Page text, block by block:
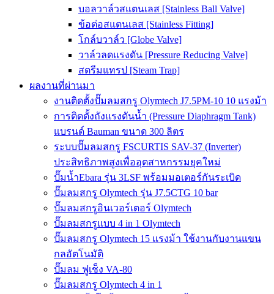
บอลวาล์วสแตนเลส [Stainless Ball Valve]
ข้อต่อสแตนเลส [Stainless Fitting]
โกล์บวาล์ว [Globe Valve]
วาล์วลดแรงดัน [Pressure Reducing Valve]
สตรีมแทรป [Steam Trap]
ผลงานที่ผ่านมา
งานติดตั้งปั๊มลมสกรู Olymtech J7.5PM-10 10 แรงม้า
การติดตั้งถังแรงดันน้ำ (Pressure Diaphragm Tank)
แบรนด์ Bauman ขนาด 300 ลิตร
ระบบปั๊มลมสกรู FSCURTIS SAV-37 (Inverter)
ประสิทธิภาพสูงเพื่ออุตสาหกรรมยุคใหม่
ปั๊มน้ำEbara รุ่น 3LSF พร้อมมอเตอร์กันระเบิด
ปั๊มลมสกรู Olymtech รุ่น J7.5CTG 10 bar
ปั๊มลมสกรูอินเวอร์เตอร์ Olymtech
ปั๊มลมสกรูแบบ 4 in 1 Olymtech
ปั๊มลมสกรู Olymtech 15 แรงม้า ใช้งานกับงานแขน
กลอัตโนมัติ
ปั๊มลม ฟูเช็ง VA-80
ปั๊มลมสกรู Olymtech 4 in 1